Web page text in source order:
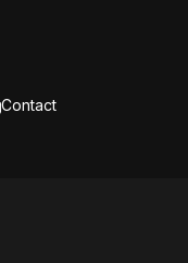
Contact